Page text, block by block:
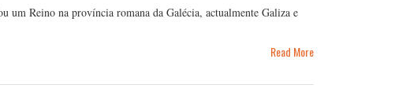
um Reino na província romana da Galécia, actualmente Galiza e
Read More